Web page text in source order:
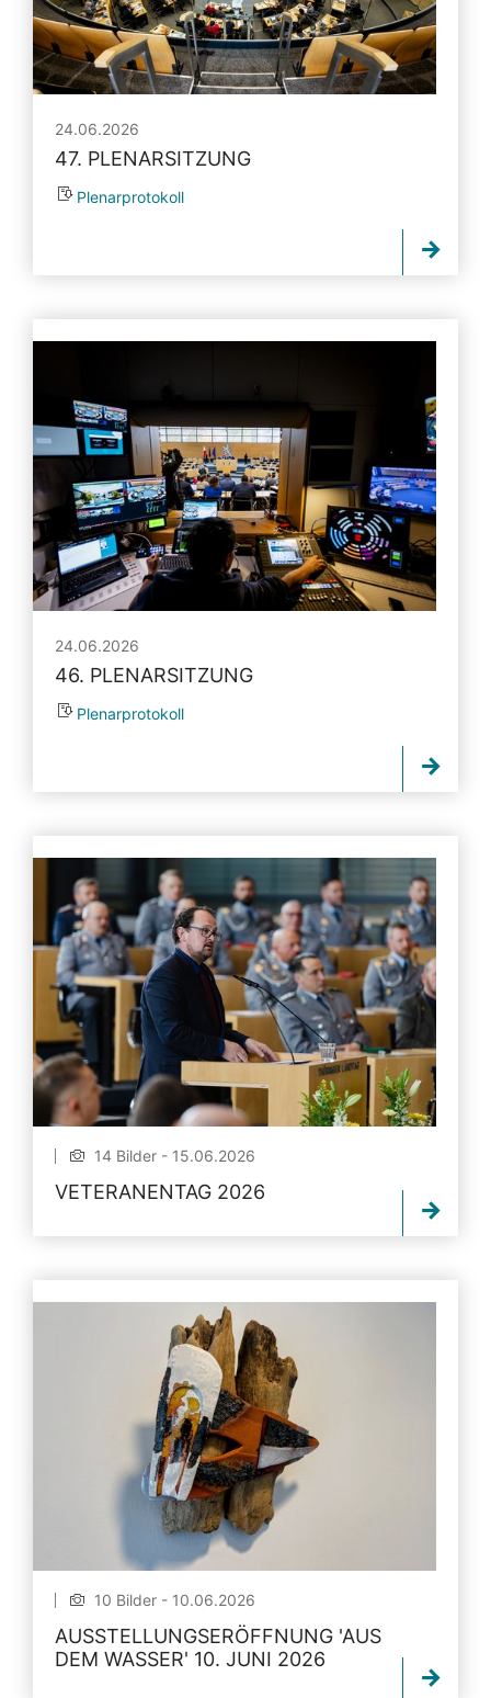
24.06.2026
47. PLENARSITZUNG
Plenarprotokoll
24.06.2026
46. PLENARSITZUNG
Plenarprotokoll
14 Bilder - 15.06.2026
VETERANENTAG 2026
10 Bilder - 10.06.2026
AUSSTELLUNGSERÖFFNUNG 'AUS
DEM WASSER' 10. JUNI 2026